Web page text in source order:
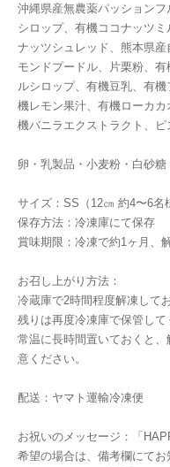
沖縄県産無農薬パッション
シロップ、有機ココナッツ
ナッツシュレッド、熊本県
モンドプードル、片栗粉、
ルシロップ、有機豆乳、有
機レモン果汁、有機ローカ
機バニラエクストラクト、
卵・乳製品・小麦粉・白砂糖
サイズ：SS（12㎝ 約4〜6名
保存方法：冷凍庫にて保存
賞味期限：冷凍で約1ヶ月、
お召し上がり方法：
冷蔵庫で2時間程度解凍して
残りは再度冷凍庫で保管して
常温に長時間置いておくと
意ください。
配送：ヤマト運輸冷凍便
お祝いのメッセージ：「
希望の場合は、備考欄にて